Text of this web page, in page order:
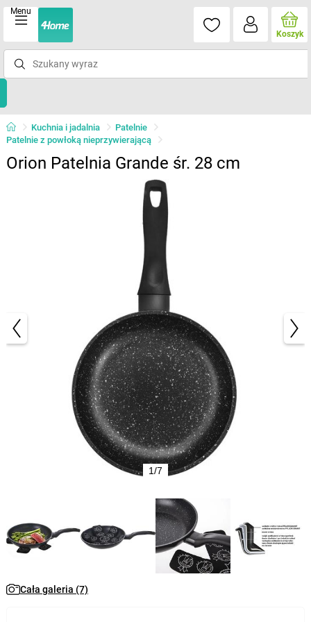
Menu
Koszyk
Kuchnia i jadalnia
Patelnie
Patelnie z powłoką nieprzywierającą
Orion Patelnia Grande śr. 28 cm
1/7
Cała galeria (7)